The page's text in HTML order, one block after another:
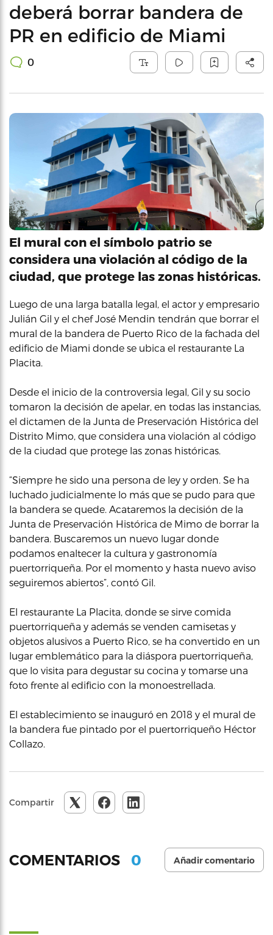
deberá borrar bandera de
PR en edificio de Miami
0
El mural con el símbolo patrio se
considera una violación al código de la
ciudad, que protege las zonas históricas.
Luego de una larga batalla legal, el actor y empresario
Julián Gil y el chef José Mendin tendrán que borrar el
mural de la bandera de Puerto Rico de la fachada del
edificio de Miami donde se ubica el restaurante La
Placita.
Desde el inicio de la controversia legal, Gil y su socio
tomaron la decisión de apelar, en todas las instancias,
el dictamen de la Junta de Preservación Histórica del
Distrito Mimo, que considera una violación al código
de la ciudad que protege las zonas históricas.
“Siempre he sido una persona de ley y orden. Se ha
luchado judicialmente lo más que se pudo para que
la bandera se quede. Acataremos la decisión de la
Junta de Preservación Histórica de Mimo de borrar la
bandera. Buscaremos un nuevo lugar donde
podamos enaltecer la cultura y gastronomía
puertorriqueña. Por el momento y hasta nuevo aviso
seguiremos abiertos”, contó Gil.
El restaurante La Placita, donde se sirve comida
puertorriqueña y además se venden camisetas y
objetos alusivos a Puerto Rico, se ha convertido en un
lugar emblemático para la diáspora puertorriqueña,
que lo visita para degustar su cocina y tomarse una
foto frente al edificio con la monoestrellada.
El establecimiento se inauguró en 2018 y el mural de
la bandera fue pintado por el puertorriqueño Héctor
Collazo.
Compartir
COMENTARIOS 0 Añadir comentario